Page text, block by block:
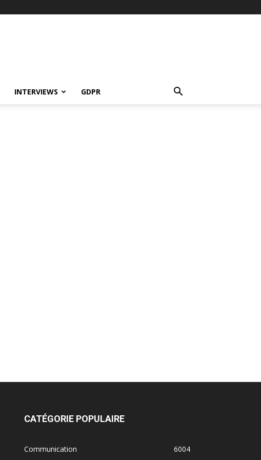
INTERVIEWS GDPR
CATÉGORIE POPULAIRE
Communication
6004